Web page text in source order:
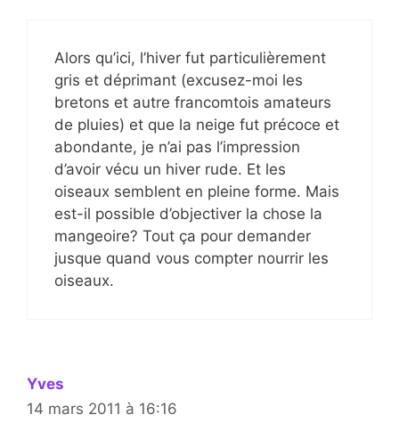
Alors qu’ici, l’hiver fut particulièrement
gris et déprimant (excusez-moi les
bretons et autre francomtois amateurs
de pluies) et que la neige fut précoce et
abondante, je n’ai pas l’impression
d’avoir vécu un hiver rude. Et les
oiseaux semblent en pleine forme. Mais
est-il possible d’objectiver la chose la
mangeoire? Tout ça pour demander
jusque quand vous compter nourrir les
oiseaux.
Yves
14 mars 2011 à 16:16